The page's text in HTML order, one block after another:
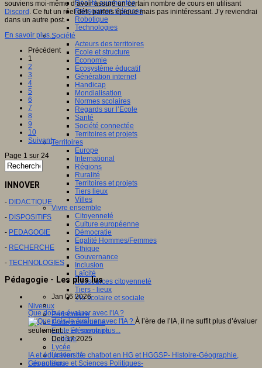
Réalité augmentée
Ressources sciences
Robotique
Technologies
Société
Acteurs des territoires
Ecole et structure
Economie
Ecosystème éducatif
Génération internet
Handicap
Mondialisation
Normes scolaires
Regards sur l’Ecole
Santé
Société connectée
Territoires et projets
Territoires
Europe
International
Régions
Ruralité
Territoires et projets
Tiers lieux
Villes
Vivre ensemble
Citoyenneté
Culture européenne
Démocratie
Egalité Hommes/Femmes
Ethique
Gouvernance
Inclusion
Laïcité
Ressources citoyenneté
Tiers - lieux
Vie scolaire et sociale
Niveaux
Périscolaire
Ecole maternelle
Ecole élémentaire
Collège
Lycée
Université
Les auteurs
souviens moi-même d’avoir assuré un certain nombre de cours en utilisant
Discord . Ce fut un réel défi, parfois épique mais pas inintéressant. J’y reviendrai
dans un autre post.
En savoir plus...
Précédent
1
2
3
4
5
6
7
8
9
10
Suivant
Page 1 sur 24
INNOVER
- DIDACTIQUE
- DISPOSITIFS
- PEDAGOGIE
- RECHERCHE
- TECHNOLOGIES
Pédagogie - Les plus lus
Jan 06 2026
Que dois-je évaluer avec l'IA ?
À l’ère de l’IA, il ne suffit plus d’évaluer
seulement… En savoir plus...
Dec 17 2025
IA et éducation : le chatbot en HG et HGGSP- Histoire-Géographie,
Géopolitique et Sciences Politiques-